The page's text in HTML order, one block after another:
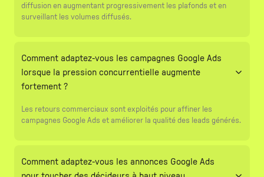
diffusion en augmentant progressivement les plafonds et en
surveillant les volumes diffusés.
Comment adaptez-vous les campagnes Google Ads
lorsque la pression concurrentielle augmente
fortement ?
Les retours commerciaux sont exploités pour affiner les
campagnes Google Ads et améliorer la qualité des leads générés.
Comment adaptez-vous les annonces Google Ads